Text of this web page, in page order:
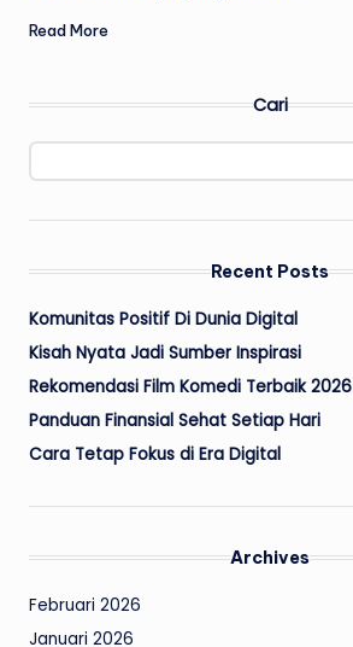
Read More
Cari
Recent Posts
Komunitas Positif Di Dunia Digital
Kisah Nyata Jadi Sumber Inspirasi
Rekomendasi Film Komedi Terbaik 2026
Panduan Finansial Sehat Setiap Hari
Cara Tetap Fokus di Era Digital
Archives
Februari 2026
Januari 2026